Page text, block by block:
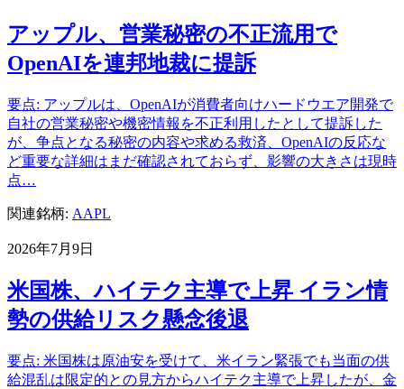
アップル、営業秘密の不正流用で
OpenAIを連邦地裁に提訴
要点: アップルは、OpenAIが消費者向けハードウエア開発で
自社の営業秘密や機密情報を不正利用したとして提訴した
が、争点となる秘密の内容や求める救済、OpenAIの反応な
ど重要な詳細はまだ確認されておらず、影響の大きさは現時
点…
関連銘柄: AAPL
2026年7月9日
米国株、ハイテク主導で上昇 イラン情
勢の供給リスク懸念後退
要点: 米国株は原油安を受けて、米イラン緊張でも当面の供
給混乱は限定的との見方からハイテク主導で上昇したが、金